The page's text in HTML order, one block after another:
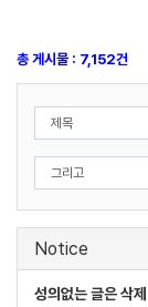
총 게시물 : 7,152건
Notice
성의없는 글은 삭